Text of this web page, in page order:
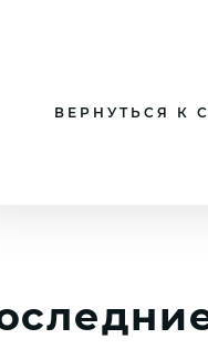
ВЕРНУТЬСЯ К